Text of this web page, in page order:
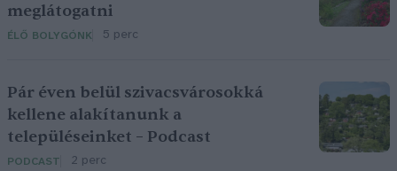
meglátogatni
ÉLŐ BOLYGÓNK 5 perc
Pár éven belül szivacsvárosokká
kellene alakítanunk a
településeinket – Podcast
PODCAST 2 perc